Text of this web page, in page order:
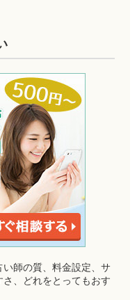
師の質、料金設定、サ
、どれをとってもおす